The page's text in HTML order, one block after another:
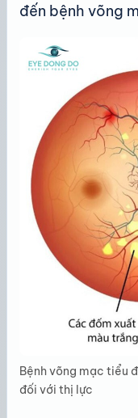
đến bệnh võng
Bệnh võng mạc tiểu
đối với thị lực